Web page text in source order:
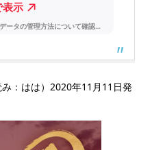
：はは）2020年11月11日発